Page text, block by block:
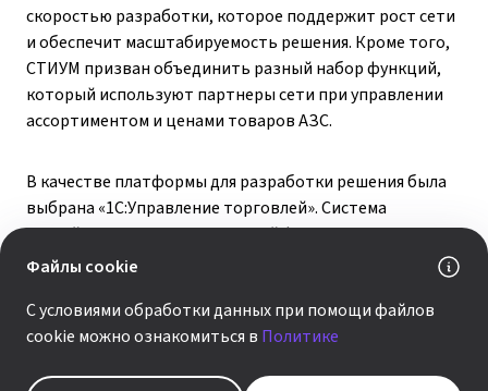
скоростью разработки, которое поддержит рост сети
и обеспечит масштабируемость решения. Кроме того,
СТИУМ призван объединить разный набор функций,
который используют партнеры сети при управлении
ассортиментом и ценами товаров АЗС.
В качестве платформы для разработки решения была
выбрана «1С:Управление торговлей». Система
российского вендора с широкой функциональностью
для розничного бизнеса легко модернизируется
В результате конкурентного отбора партнером
по внедрению решения стала группа компаний «КОРУС
Файлы cookie
С условиями обработки данных при помощи файлов
cookie можно ознакомиться в Политике